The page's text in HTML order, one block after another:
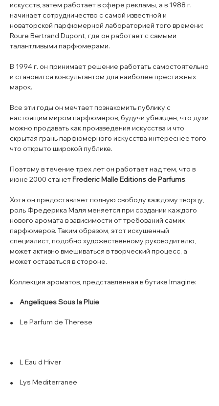
искусств, затем работает в сфере рекламы, а в 1988 г.
начинает сотрудничество с самой известной и
новаторской парфюмерной лабораторией того времени:
Roure Bertrand Dupont, где он работает с самыми
талантливыми парфюмерами.
В 1994 г. он принимает решение работать самостоятельно
и становится консультантом для наиболее престижных
марок.
Все эти годы он мечтает познакомить публику с
настоящим миром парфюмеров, будучи убежден, что духи
можно продавать как произведения искусства и что
скрытая грань парфюмерного искусства интереснее того,
что открыто широкой публике.
Поэтому в течение трех лет он работает над тем, что в
июне 2000 станетFrederic Malle Editions de Parfums.
Хотя он предоставляет полную свободу каждому творцу,
роль Фредерика Маля меняется при создании каждого
нового аромата в зависимости от требований самих
парфюмеров. Таким образом, этот искушенный
специалист, подобно художественному руководителю,
может активно вмешиваться в творческий процесс, а
может оставаться в стороне.
Коллекция ароматов, представленная в бутике Imagine:
Angeliques Sous la Pluie
Le Parfum de Therese
L Eau d Hiver
Lys Mediterranee